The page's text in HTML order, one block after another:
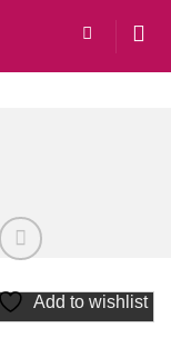
Add to wishlist